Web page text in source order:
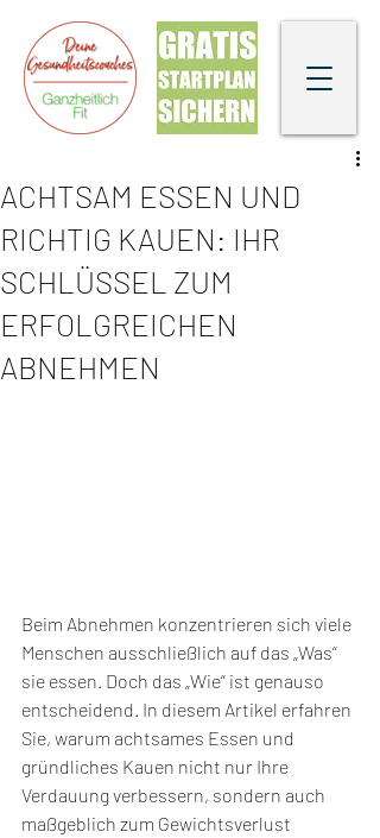
ACHTSAM ESSEN UND
RICHTIG KAUEN: IHR
SCHLÜSSEL ZUM
ERFOLGREICHEN
ABNEHMEN
Beim Abnehmen konzentrieren sich viele
Menschen ausschließlich auf das „Was“
sie essen. Doch das „Wie“ ist genauso
entscheidend. In diesem Artikel erfahren
Sie, warum achtsames Essen und
gründliches Kauen nicht nur Ihre
Verdauung verbessern, sondern auch
maßgeblich zum Gewichtsverlust